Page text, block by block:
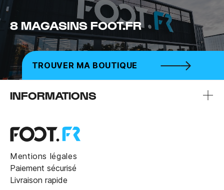
8 MAGASINS FOOT.FR
TROUVER MA BOUTIQUE
INFORMATIONS
Mentions légales
Paiement sécurisé
Livraison rapide